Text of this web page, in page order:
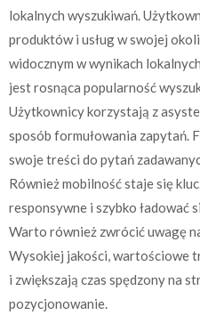
lokalnych wyszukiwań.
produktów i usług w swojej
widocznym w wynikach
jest rosnąca popularność
Użytkownicy korzystają z
sposób formułowania zapytań.
swoje treści do pytań
Również mobilność staje się
responsywne i szybko ładować
Warto również zwrócić uwagę
Wysokiej jakości, wartościowe
i zwiększają czas spędzony na
pozycjonowanie.